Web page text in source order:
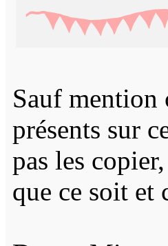
Sauf mention
présents sur
pas les
que ce soit et